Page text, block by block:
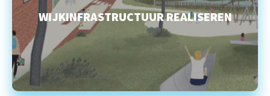
WIJKINFRASTRUCTUUR REALISEREN